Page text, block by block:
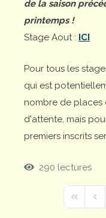
de la saison
printemps !
Stage Aout : ICI
Pour tous les
qui est
nombre de places
d'attente, mais
premiers inscrits
290 lectures
First Page